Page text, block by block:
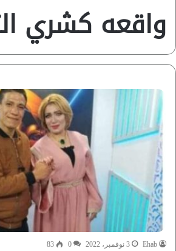
واقعه كشري
Ehab 3 نوفمبر، 2022 0
83